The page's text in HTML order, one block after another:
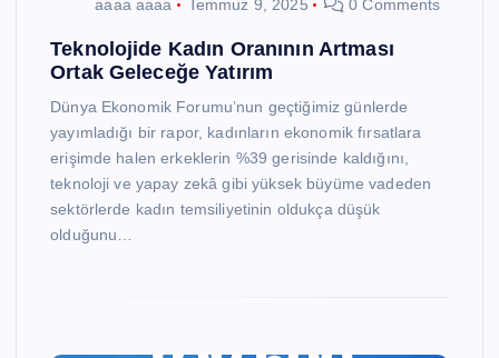
aaaa aaaa Temmuz 9, 2025 0 Comments
Teknolojide Kadın Oranının Artması
Ortak Geleceğe Yatırım
Dünya Ekonomik Forumu’nun geçtiğimiz günlerde
yayımladığı bir rapor, kadınların ekonomik fırsatlara
erişimde halen erkeklerin %39 gerisinde kaldığını,
teknoloji ve yapay zekâ gibi yüksek büyüme vadeden
sektörlerde kadın temsiliyetinin oldukça düşük
olduğunu…